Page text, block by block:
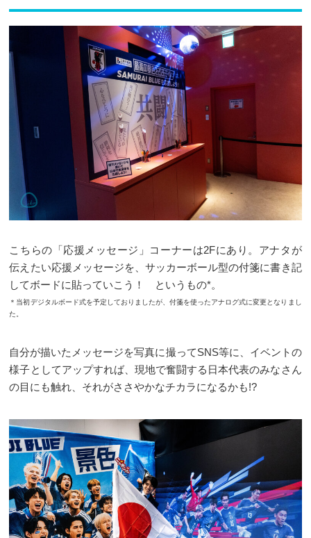
こちらの「応援メッセージ」コーナーは2Fにあり。アナタが
伝えたい応援メッセージを、サッカーボール型の付箋に書き記
してボードに貼っていこう！ というもの*。
＊当初デジタルボード式を予定しておりましたが、付箋を使ったアナログ式に変更となりまし
た。
自分が描いたメッセージを写真に撮ってSNS等に、イベントの
様子としてアップすれば、現地で奮闘する日本代表のみなさん
の目にも触れ、それがささやかなチカラになるかも!?